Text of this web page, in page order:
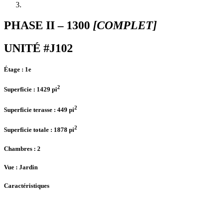
PHASE II – 1300 [COMPLET]
UNITÉ #J102
Étage : 1e
Superficie : 1429 pi2
Superficie terasse : 449 pi2
Superficie totale : 1878 pi2
Chambres : 2
Vue : Jardin
Caractéristiques